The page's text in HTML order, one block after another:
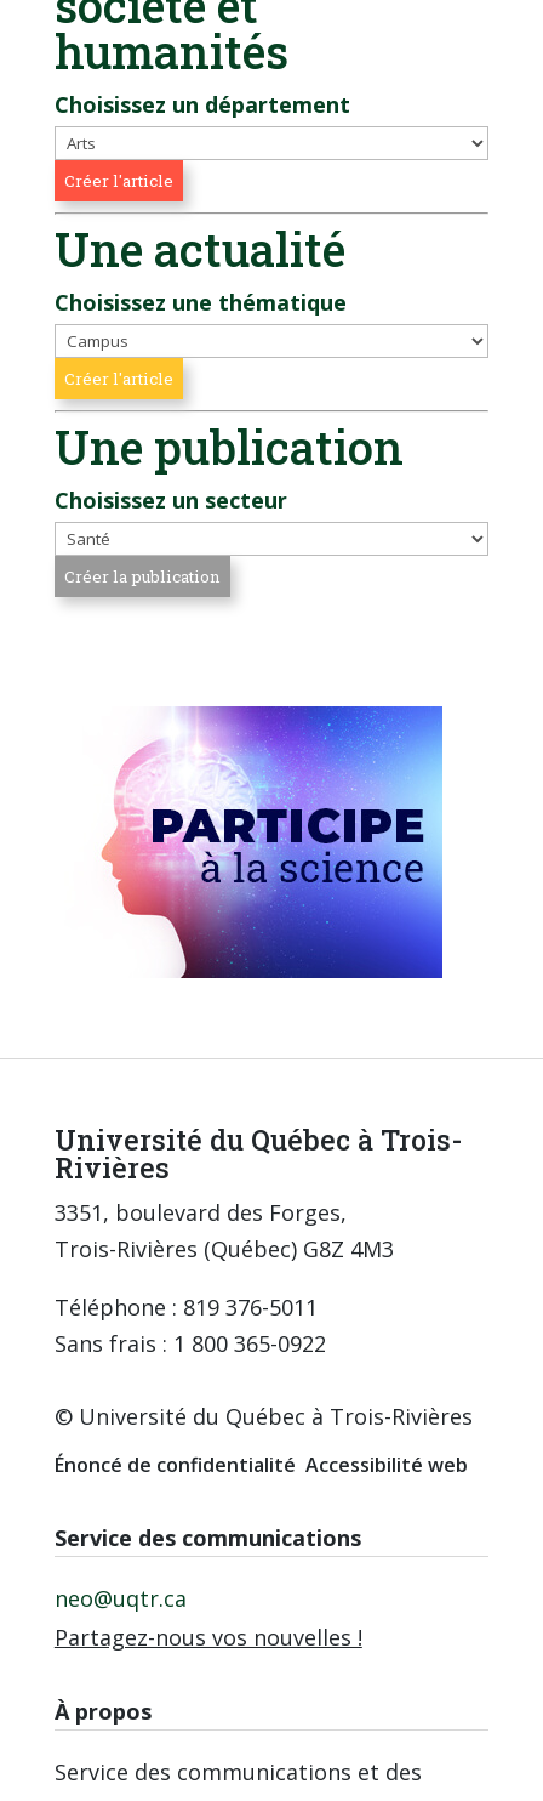
humanités
Choisissez un département
Une actualité
Choisissez une thématique
Une publication
Choisissez un secteur
Université du Québec à Trois-
Rivières
3351, boulevard des Forges,
Trois-Rivières (Québec) G8Z 4M3
Téléphone : 819 376-5011
Sans frais : 1 800 365-0922
© Université du Québec à Trois-Rivières
Énoncé de confidentialité Accessibilité web
Service des communications
neo@uqtr.ca
Partagez-nous vos nouvelles !
À propos
Service des communications et des